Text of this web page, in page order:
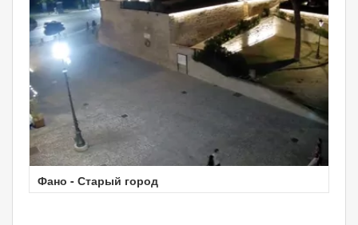
Фано - Старый город